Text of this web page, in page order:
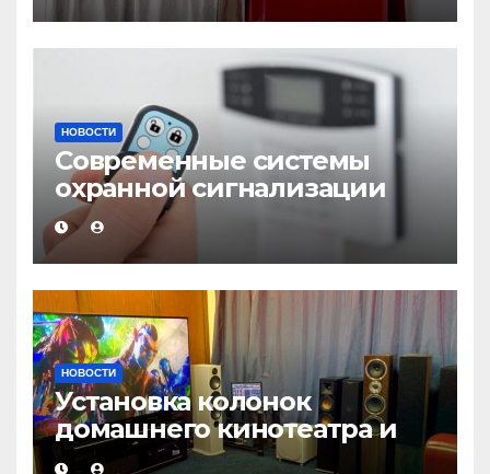
НОВОСТИ
Современные системы
охранной сигнализации
НОВОСТИ
Установка колонок
домашнего кинотеатра и
настройка звука